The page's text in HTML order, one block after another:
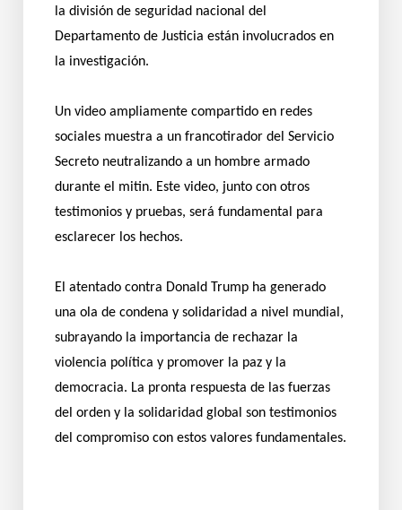
la división de seguridad nacional del
Departamento de Justicia están involucrados en
la investigación.
Un video ampliamente compartido en redes
sociales muestra a un francotirador del Servicio
Secreto neutralizando a un hombre armado
durante el mitin. Este video, junto con otros
testimonios y pruebas, será fundamental para
esclarecer los hechos.
El atentado contra Donald Trump ha generado
una ola de condena y solidaridad a nivel mundial,
subrayando la importancia de rechazar la
violencia política y promover la paz y la
democracia. La pronta respuesta de las fuerzas
del orden y la solidaridad global son testimonios
del compromiso con estos valores fundamentales.